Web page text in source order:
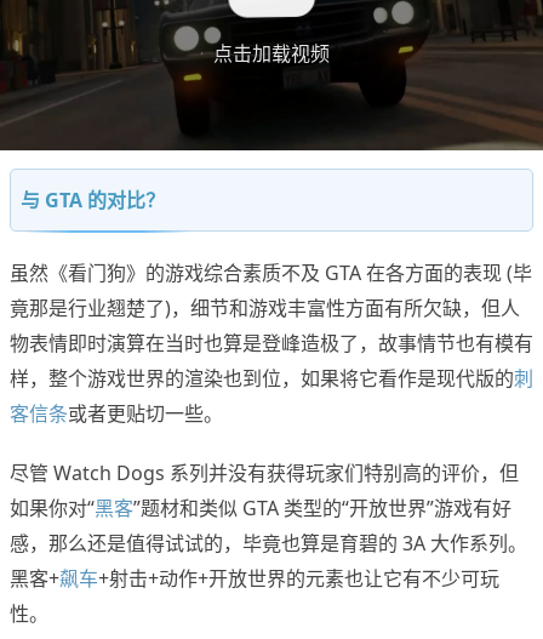
点击加载视频
与 GTA 的对比？
虽然《看门狗》的游戏综合素质不及 GTA 在各方面的表现 (毕
竟那是行业翘楚了)，细节和游戏丰富性方面有所欠缺，但人
物表情即时演算在当时也算是登峰造极了，故事情节也有模有
样，整个游戏世界的渲染也到位，如果将它看作是现代版的刺
客信条或者更贴切一些。
尽管 Watch Dogs 系列并没有获得玩家们特别高的评价，但
如果你对“黑客”题材和类似 GTA 类型的“开放世界”游戏有好
感，那么还是值得试试的，毕竟也算是育碧的 3A 大作系列。
黑客+飙车+射击+动作+开放世界的元素也让它有不少可玩
性。